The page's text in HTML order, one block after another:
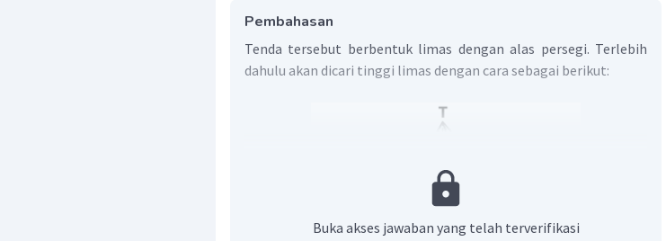
Pembahasan
Tenda tersebut berbentuk limas dengan alas persegi. Terlebih
dahulu akan dicari tinggi limas dengan cara sebagai berikut:
Buka akses jawaban yang telah terverifikasi